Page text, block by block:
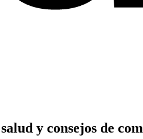
y consejos de